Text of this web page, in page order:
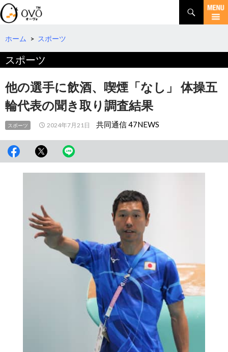
検
索
コ
テ
へ
ホーム > スポーツ
スポーツ
他の選手に飲酒、喫煙「なし」 体操五
輪代表の聞き取り調査結果
スポーツ 2024年7月21日 共同通信 47NEWS